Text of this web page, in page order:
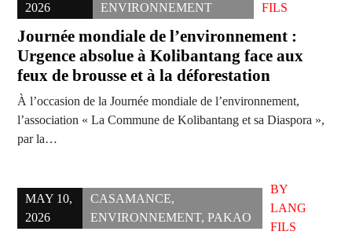
2026 ENVIRONNEMENT FILS
Journée mondiale de l’environnement :
Urgence absolue à Kolibantang face aux
feux de brousse et à la déforestation
À l’occasion de la Journée mondiale de l’environnement,
l’association « La Commune de Kolibantang et sa Diaspora »,
par la…
MAY 10,
2026
CASAMANCE,
ENVIRONNEMENT,PAKAO
BY
LANG
FILS